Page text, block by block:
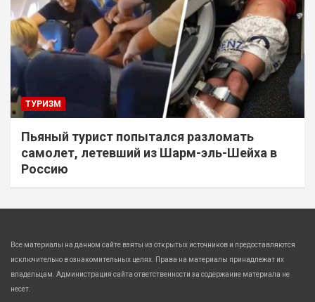
ТУРИЗМ
Пьяный турист попытался разломать
самолет, летевший из Шарм-эль-Шейха в
Россию
Все материалы на данном сайте взяты из открытых источников и предоставляются
исключительно в ознакомительных целях. Права на материалы принадлежат их
владельцам. Администрация сайта ответственности за содержание материала не
несет.